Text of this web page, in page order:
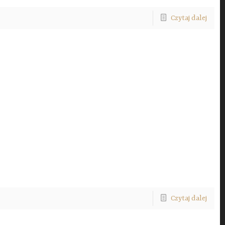
Czytaj dalej
Czytaj dalej